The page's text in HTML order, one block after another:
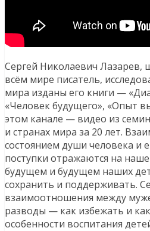
Сергей Николаевич Лазарев,
всём мире писатель,
мира изданы его книги —
«Человек будущего», «Опыт
этом канале — видео из
и странах мира за 20 лет.
состоянием души человека и
поступки отражаются на
будущем и будущем наших
сохранить и поддерживать.
взаимоотношения между
разводы — как избежать и
особенности воспитания